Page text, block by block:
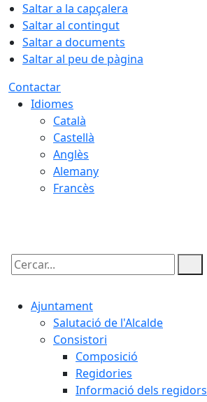
Saltar a la capçalera
Saltar al contingut
Saltar a documents
Saltar al peu de pàgina
Contactar
Idiomes
Català
Castellà
Anglès
Alemany
Francès
Cercar:
Ajuntament
Salutació de l'Alcalde
Consistori
Composició
Regidories
Informació dels regidors